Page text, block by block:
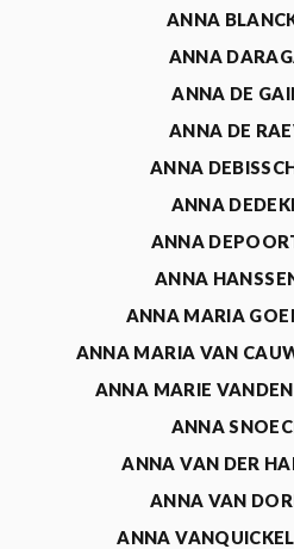
ANNA
ANNA
ANNA DE
ANNA DE
ANNA
ANNA
ANNA
ANNA
ANNA MARIA
ANNA MARIA VAN
ANNA MARIE
ANNA
ANNA VAN DER
ANNA VAN
ANNA